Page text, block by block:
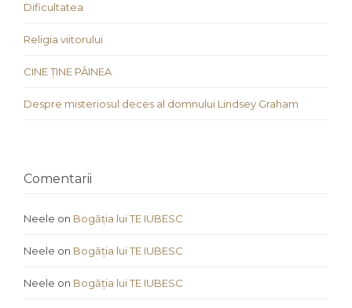
Dificultatea
Religia viitorului
CINE ȚINE PÂINEA
Despre misteriosul deces al domnului Lindsey Graham
Comentarii
Neele on Bogăția lui TE IUBESC
Neele on Bogăția lui TE IUBESC
Neele on Bogăția lui TE IUBESC